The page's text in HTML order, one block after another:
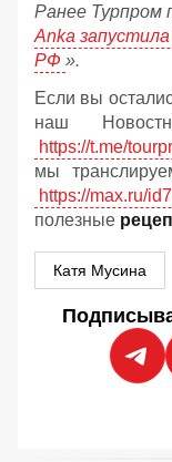
Ранее Турпром
Anka
РФ ».
Если вы
наш
https://t.me/
мы
https://max.ru/
полезные
Катя Мусина